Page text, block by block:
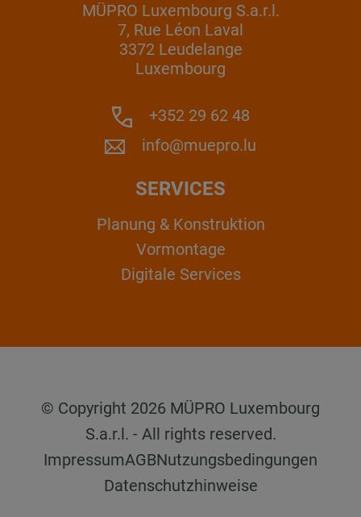
MÜPRO Luxembourg S.a.r.l.
7, Rue Léon Laval
3372 Leudelange
Luxembourg
+352 29 62 48
info@muepro.lu
SERVICES
Planung & Konstruktion
Vormontage
Digitale Services
© Copyright 2026 MÜPRO Luxembourg
S.a.r.l. - All rights reserved.
ImpressumAGBNutzungsbedingungen
Datenschutzhinweise